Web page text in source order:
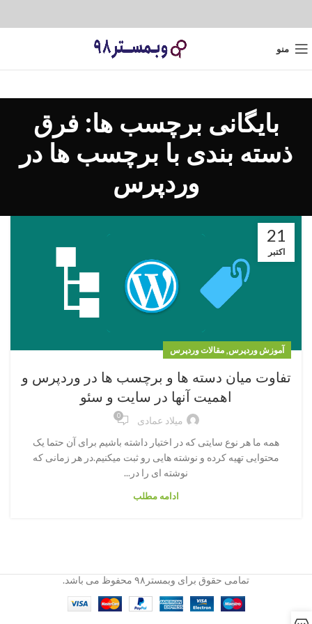
منو
بایگانی برچسب ها: فرق
ذسته بندی با برچسب ها در
وردپرس
21
اکتبر
آموزش وردپرس, مقالات وردپرس
تفاوت میان دسته ها و برچسب ها در وردپرس و
اهمیت آنها در سایت و سئو
میلاد عمادی 0
همه ما هر نوع سایتی که در اختیار داشته باشیم برای آن حتما یک
محتوایی تهیه کرده و نوشته هایی رو ثبت میکنیم.در هر زمانی که
نوشته ای را در...
ادامه مطلب
تمامی حقوق برای وبمستر۹۸ محفوظ می باشد.